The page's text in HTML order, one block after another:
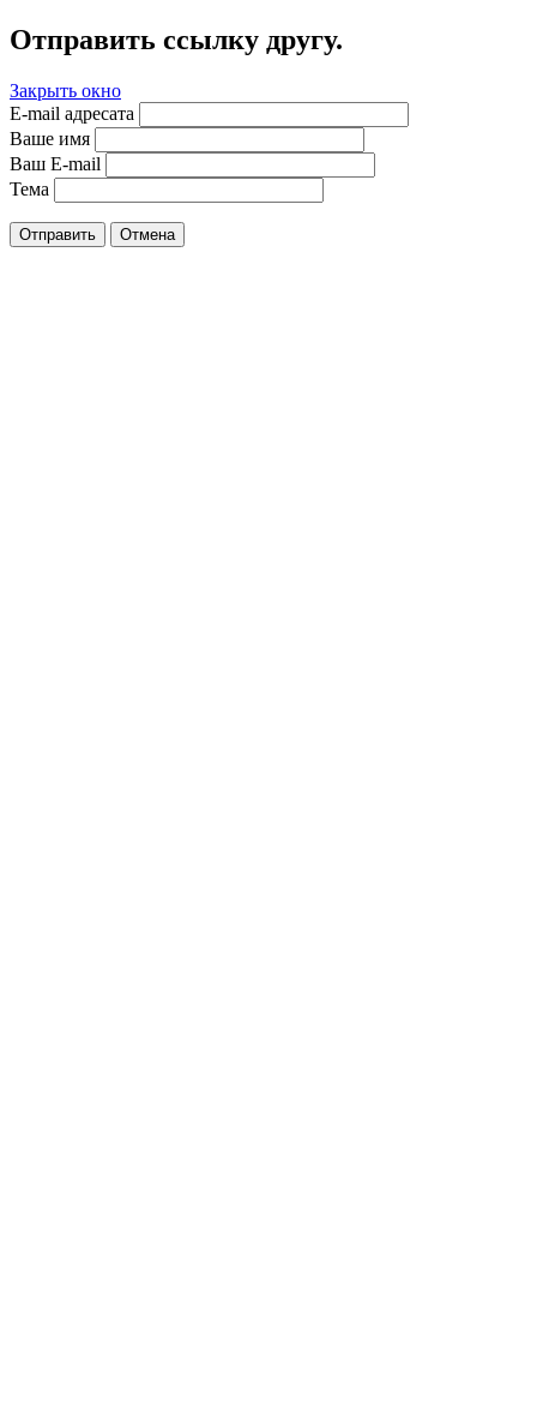
Отправить ссылку другу.
Закрыть окно
E-mail адресата
Ваше имя
Ваш E-mail
Тема
Отправить Отмена